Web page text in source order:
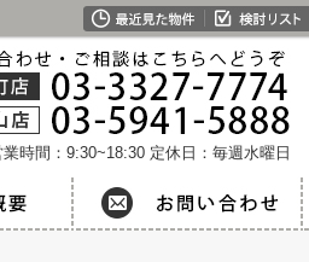
業時間：9:30~18:30 定休日：毎週水曜日